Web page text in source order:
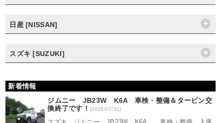
日産 [NISSAN]
スズキ [SUZUKI]
新着情報
ジムニー JB23W K6A 車検・整備＆タービン交
換終了です！(2026/07/31)